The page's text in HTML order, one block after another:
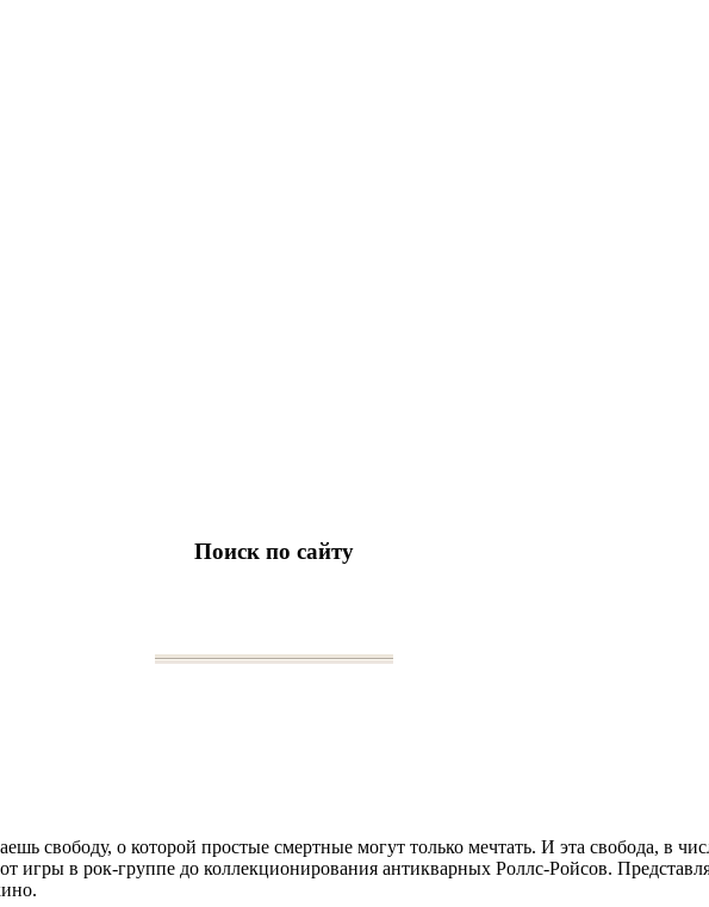
Поиск по сайту
свободу, о которой простые смертные могут только мечтать. И эта свобода, в
игры в рок-группе до коллекционирования антикварных Роллс-Ройсов.